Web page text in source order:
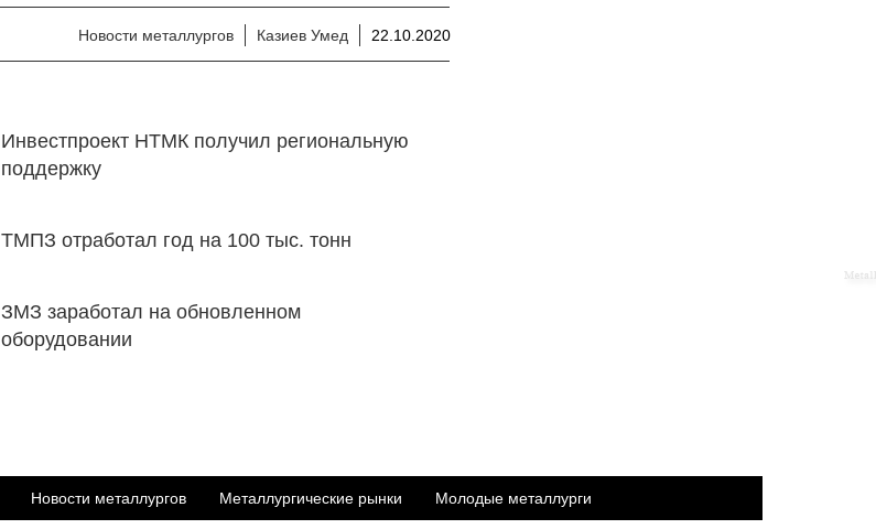
Новости металлургов Казиев Умед 22.10.2020
Инвестпроект НТМК получил региональную
поддержку
ТМПЗ отработал год на 100 тыс. тонн
ЗМЗ заработал на обновленном
оборудовании
Новости металлургов Металлургические рынки Молодые металлурги